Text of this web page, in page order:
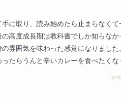
に取り、読み始めたら止まらなく
高度成長期は教科書でしか知らなか
雰囲気を味わった感覚になりました。
たらうんと辛いカレーを食べたくな